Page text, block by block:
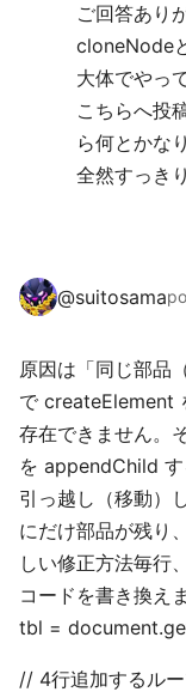
ご回答あり
cloneNode
大体でやっ
こちらへ投
ら何とかな
全然すっき
@suitosama
原因は「同じ部品
で createElement
存在できません。
を appendChild
引っ越し（移動）
にだけ部品が残り
しい修正方法毎行
コードを書き換え
tbl =
// 4行追加するル